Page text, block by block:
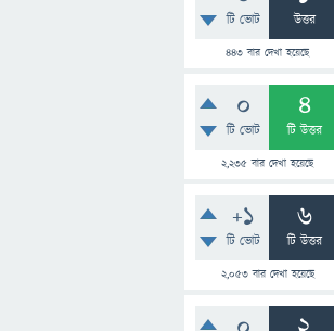
টি ভোট উত্তর
443 বার দেখা হয়েছে
0
টি ভোট
4
টি উত্তর
2,235 বার দেখা হয়েছে
+1
টি ভোট
6
টি উত্তর
2,053বার দেখা হয়েছে